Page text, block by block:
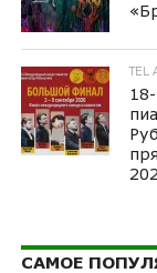
TEL
САМОЕ